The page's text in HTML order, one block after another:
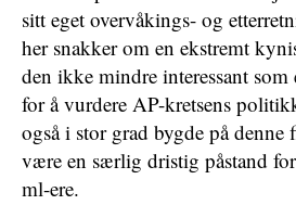
sitt eget overvåkings- og
her snakker om en ekstremt
den ikke mindre interessant
for å vurdere AP-kretsens
også i stor grad bygde på
være en særlig dristig påstand
ml-ere.